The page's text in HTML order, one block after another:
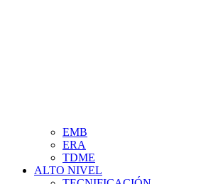
EMB
ERA
TDME
ALTO NIVEL